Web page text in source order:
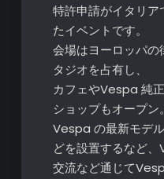
特許申請がイタリア
たイベントです。
会場はヨーロッパの
タジオを占有し、
カフェやVespa 純
ショップもオープン。
Vespa の最新モデ
どを設置するなど
交流など通じて